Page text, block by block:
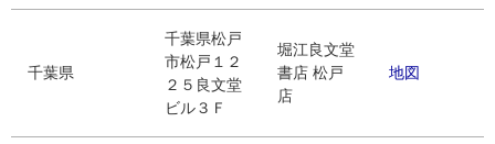
千葉県
千葉県松戸
市松戸１２
２５良文堂
ビル３Ｆ
堀江良文堂
書店 松戸
店
地図